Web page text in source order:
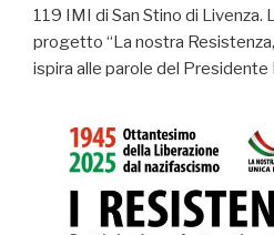
119 IMI di San Stino di Livenza.
progetto “La nostra
ispira alle parole del Presidente